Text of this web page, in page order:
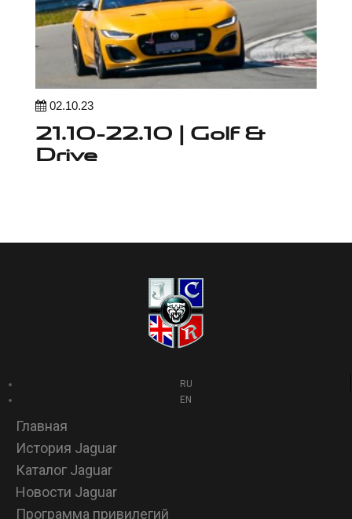
02.10.23
21.10-22.10 | Golf &
Drive
RU
EN
Главная
История Jaguar
Каталог Jaguar
Новости Jaguar
Программа привилегий